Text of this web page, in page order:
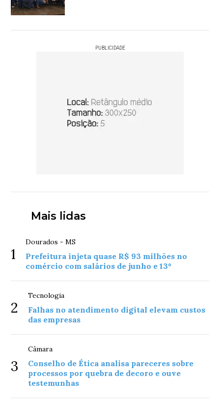
PUBLICIDADE
Mais lidas
1
Dourados - MS
Prefeitura injeta quase R$ 93 milhões no
comércio com salários de junho e 13º
2
Tecnologia
Falhas no atendimento digital elevam custos
das empresas
3
Câmara
Conselho de Ética analisa pareceres sobre
processos por quebra de decoro e ouve
testemunhas